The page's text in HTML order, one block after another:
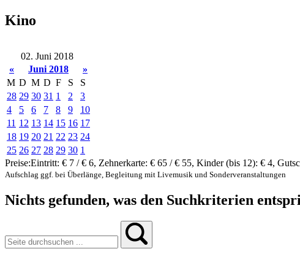
Kino
02. Juni 2018
«
Juni 2018
»
M D M D F S
S
28 29 30 31 1 2
3
4
5 6 7 8 9
10
11 12 13 14 15 16 17
18 19 20 21 22 23 24
25 26 27 28 29 30 1
Preise:Eintritt: € 7 / € 6, Zehnerkarte: € 65 / € 55, Kinder (bis 12): € 4,
Aufschlag ggf. bei Überlänge, Begleitung mit Livemusik und Sonderveranstaltungen
Nichts gefunden, was den Suchkriterien